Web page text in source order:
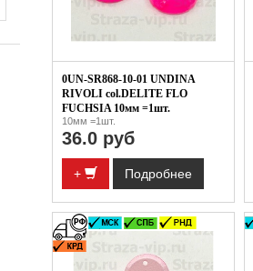
0UN-SR868-10-01 UNDINA
RIVOLI col.DELITE FLO
FUCHSIA 10мм =1шт.
10мм =1шт.
36.0 руб
+ Подробнее